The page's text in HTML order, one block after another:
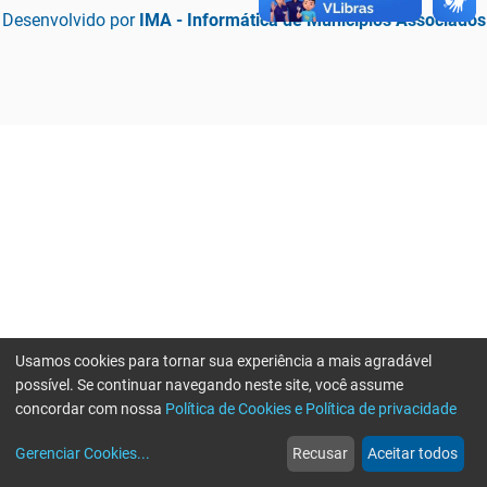
Desenvolvido por IMA - Informática de Municípios Associados
web
Notícias
more_horiz
Mais
Usamos cookies para tornar sua experiência a mais agradável
possível. Se continuar navegando neste site, você assume
concordar com nossa Política de Cookies e Política de privacidade
Gerenciar Cookies... Recusar Aceitar todos
Erro ao enviar informações, por favor tente novamente